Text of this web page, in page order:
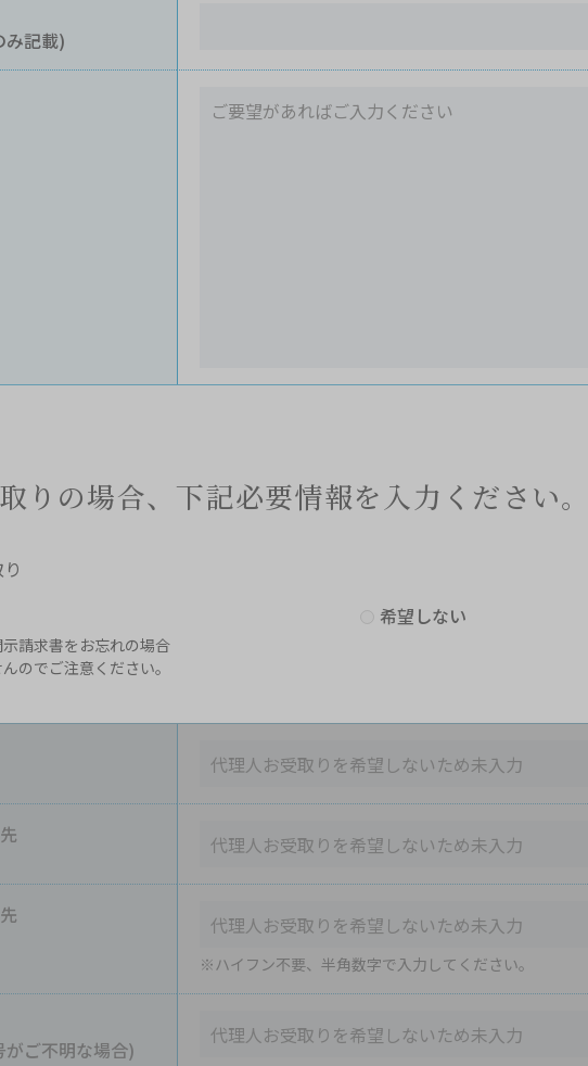
み記載)
りの場合、下記必要情報を入力ください
請求書をお忘れの場合
のでご注意ください。
希望しない
※ハイフン不要、半角数字で入力してください。
ご不明な場合)